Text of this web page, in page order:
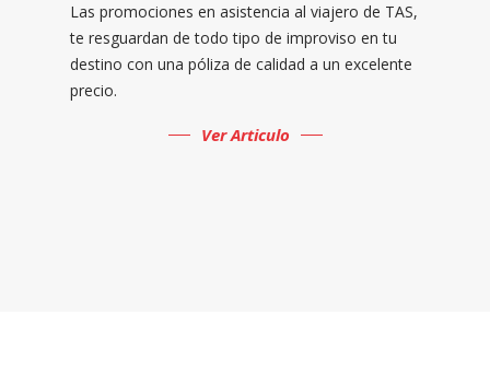
Las promociones en asistencia al viajero de TAS,
te resguardan de todo tipo de improviso en tu
destino con una póliza de calidad a un excelente
precio.
Ver Articulo